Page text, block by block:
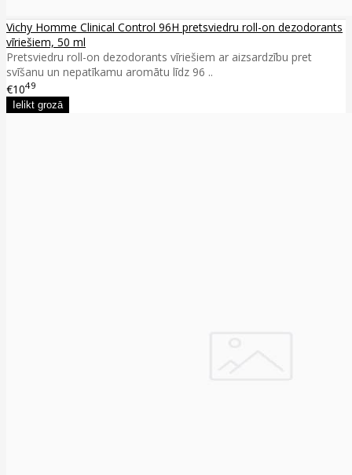
Vichy Homme Clinical Control 96H pretsviedru roll-on dezodorants
vīriešiem, 50 ml
Pretsviedru roll-on dezodorants vīriešiem ar aizsardzību pret
svīšanu un nepatīkamu aromātu līdz 96 ..
€1049